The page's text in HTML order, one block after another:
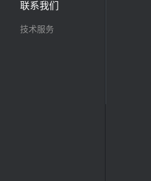
联系我们
技术服务